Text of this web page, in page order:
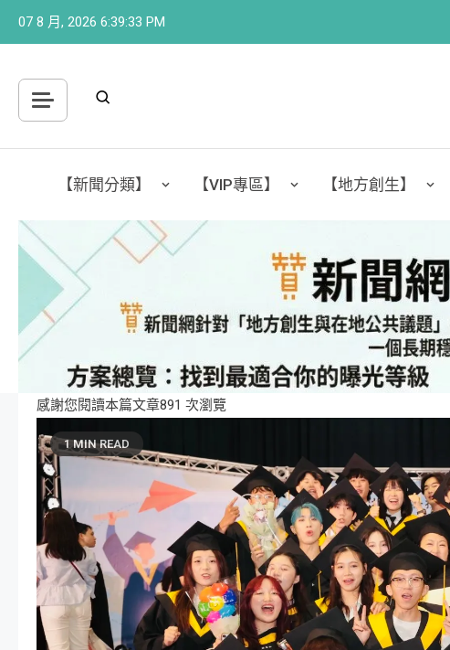
07 8 月, 2026 6:39:34 PM
【新聞分類】 【VIP專區】 【地方創生】
感謝您閱讀本篇文章891 次瀏覽
1 MIN READ